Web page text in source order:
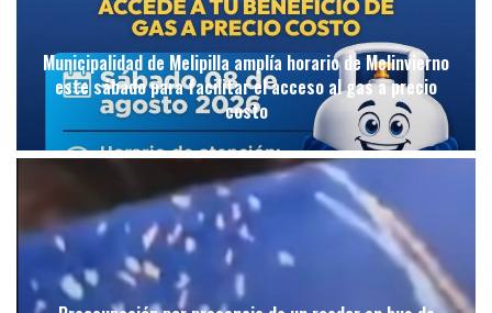
Municipalidad de Melipilla amplía horario de Melinvierno
este sábado para facilitar el acceso al gas a precio
costo